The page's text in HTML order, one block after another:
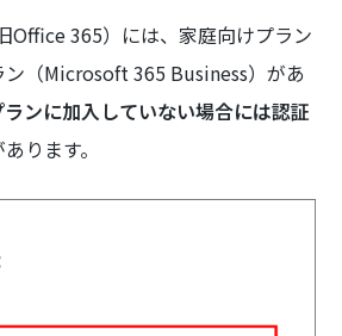
365）には、家庭向けプラン
ン（Microsoft 365 Business）があ
ンに加入していない場合には認証
ります。